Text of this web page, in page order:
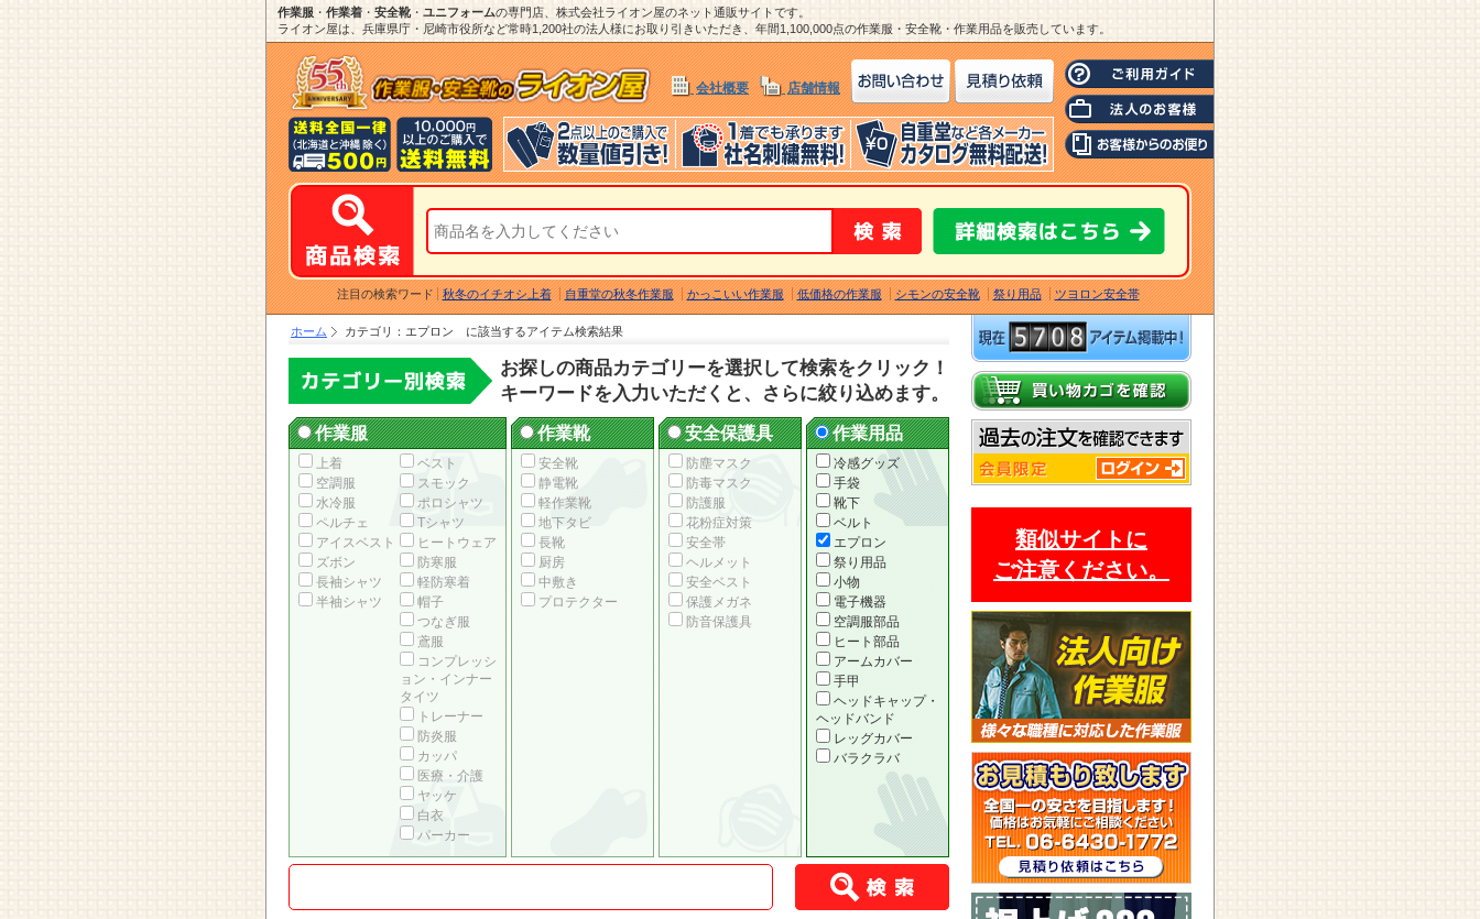
作業服 ・ 作業着 ・ 安全靴・ ユニフォームの専門店、株式会社ライオン屋のネット通販サイトです。
ライオン屋は、兵庫県庁・尼崎市役所など常時1,200社の法人様にお取り引きいただき、年間1,100,000点の作業服・安全靴・作業用品を販売しています。
会社概要 店舗情報
注目の検索ワード 秋冬のイチオシ上着 自重堂の秋冬作業服 かっこいい作業服 低価格の作業服 シモンの安全靴 祭り用品 ツヨロン安全帯
ホーム カテゴリ：エプロン に該当するアイテム検索結果
お探しの商品カテゴリーを選択して検索をクリック！
キーワードを入力いただくと、さらに絞り込めます。
作業服
上着
空調服
水冷服
ペルチェ
アイスベスト
ズボン
長袖シャツ
半袖シャツ
ベスト
スモック
ポロシャツ
Tシャツ
ヒートウェア
防寒服
軽防寒着
帽子
つなぎ服
鳶服
コンプレッシ
ョン・インナー
タイツ
トレーナー
防炎服
カッパ
医療・介護
ヤッケ
白衣
パーカー
作業靴
安全靴
静電靴
軽作業靴
地下タビ
長靴
厨房
中敷き
プロテクター
安全保護具
防塵マスク
防毒マスク
防護服
花粉症対策
安全帯
ヘルメット
安全ベスト
保護メガネ
防音保護具
作業用品
冷感グッズ
手袋
靴下
ベルト
エプロン
祭り用品
小物
電子機器
空調服部品
ヒート部品
アームカバー
手甲
ヘッドキャップ・
ヘッドバンド
レッグカバー
バラクラバ
類似サイトに
ご注意ください。